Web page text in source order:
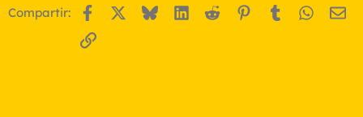
Compartir: Facebook BlueskyLinkedIn
Reddit Pinterest
Tumblr
Enlace